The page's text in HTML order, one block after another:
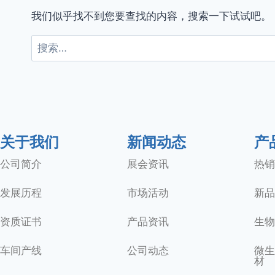
我们似乎找不到您要查找的内容，搜索一下试试吧。
关于我们
公司简介
发展历程
资质证书
车间产线
新闻动态
展会资讯
市场活动
产品资讯
公司动态
产
热
新品
生
微
材